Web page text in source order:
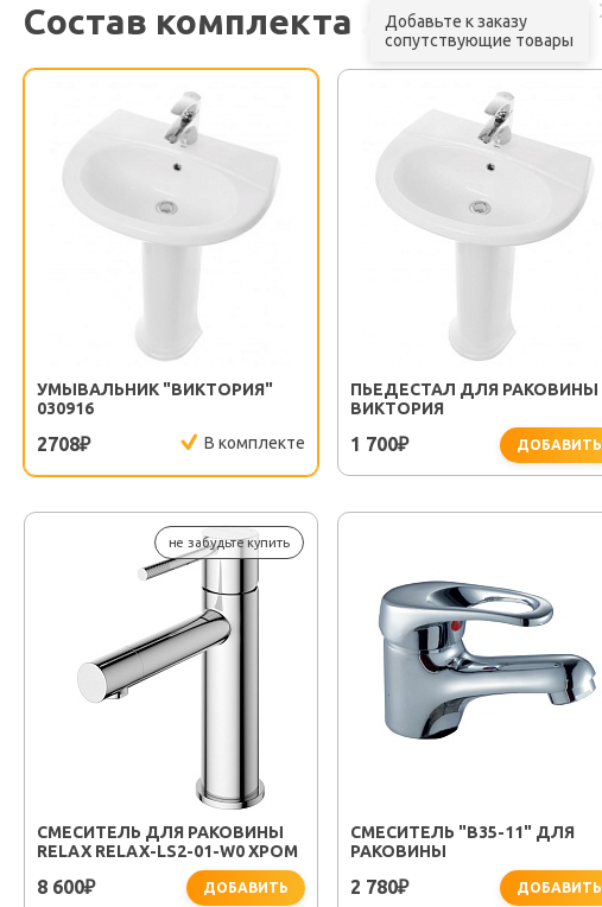
Состав комплекта
Добавьте к заказу
сопутствующие товары
УМЫВАЛЬНИК "ВИКТОРИЯ"
030916
2708₽ В комплекте
ПЬЕДЕСТАЛ ДЛЯ РАКОВИНЫ
ВИКТОРИЯ
1 700₽ ДОБАВИТЬ
не забудьте купить
СМЕСИТЕЛЬ ДЛЯ РАКОВИНЫ
RELAX RELAX-LS2-01-W0 ХРОМ
8 600₽ ДОБАВИТЬ
СМЕСИТЕЛЬ "B35-11" ДЛЯ
РАКОВИНЫ
2 780₽ ДОБАВИТЬ